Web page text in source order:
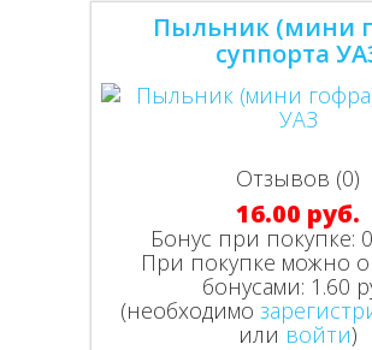
Пыльник (мини
суппорта
Отзывов (0)
16.00 руб.
Бонус при покупке:
При покупке можно
бонусами: 1.60
(необходимо
или войти)